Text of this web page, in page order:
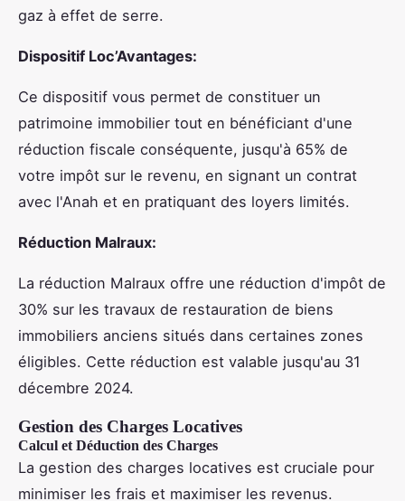
gaz à effet de serre.
Dispositif Loc’Avantages:
Ce dispositif vous permet de constituer un
patrimoine immobilier tout en bénéficiant d'une
réduction fiscale conséquente, jusqu'à 65% de
votre impôt sur le revenu, en signant un contrat
avec l'Anah et en pratiquant des loyers limités.
Réduction Malraux:
La réduction Malraux offre une réduction d'impôt de
30% sur les travaux de restauration de biens
immobiliers anciens situés dans certaines zones
éligibles. Cette réduction est valable jusqu'au 31
décembre 2024.
Gestion des Charges Locatives
Calcul et Déduction des Charges
La gestion des charges locatives est cruciale pour
minimiser les frais et maximiser les revenus.